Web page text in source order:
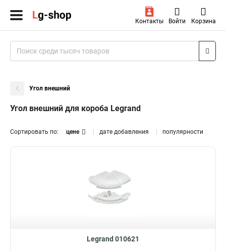
Контакты Войти Корзина
Угол внешний
Угол внешний для короба Legrand
Сортировать по: цене дате добавления популярности
Legrand 010621